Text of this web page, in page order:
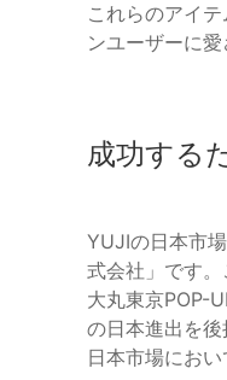
これらのアイ
ンユーザーに愛
成功する
YUJIの日本市
式会社」です
大丸東京POP-
の日本進出を
日本市場にお